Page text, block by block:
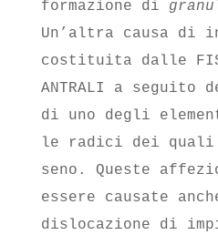
formazione di
Un’altra causa di
costituita dalle
ANTRALI a seguito
di uno degli
le radici dei quali
seno. Queste
essere causate
dislocazione di